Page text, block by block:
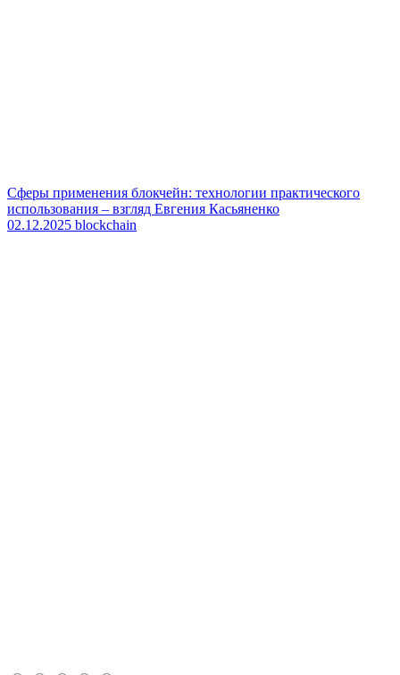
Сферы применения блокчейн: технологии практического
использования – взгляд Евгения Касьяненко
02.12.2025 blockchain